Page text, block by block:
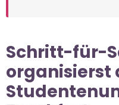
Schritt-für-
organisierst